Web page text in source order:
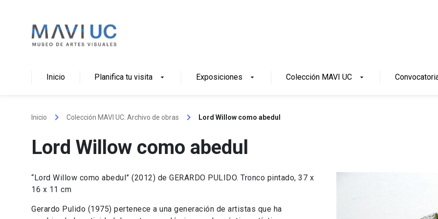
Inicio Planifica tu visita arrow_drop_down Exposiciones arrow_drop_down Colección MAVI UC arrow_drop_down
Inicio keyboard_arrow_right Colección MAVI UC: Archivo de obras keyboard_arrow_right Lord Willow como abedul
Lord Willow como abedul
“Lord Willow como abedul” (2012) de GERARDO PULIDO. Tronco pintado, 37 x
16 x 11 cm
Gerardo Pulido (1975) pertenece a una generación de artistas que ha